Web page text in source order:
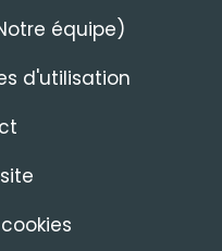
équipe)
d'utilisation